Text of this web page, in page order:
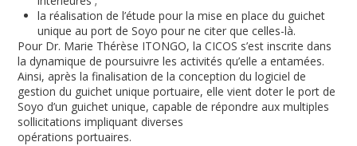
la réalisation de l’étude pour la mise en place du guichet
unique au port de Soyo pour ne citer que celles-là.
Pour Dr. Marie Thérèse ITONGO, la CICOS s’est inscrite dans
la dynamique de poursuivre les activités qu’elle a entamées.
Ainsi, après la finalisation de la conception du logiciel de
gestion du guichet unique portuaire, elle vient doter le port de
Soyo d’un guichet unique, capable de répondre aux multiples
sollicitations impliquant diverses
opérations portuaires.